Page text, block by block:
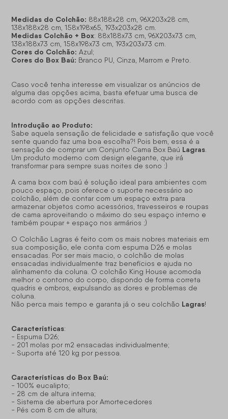
Medidas do Colchão: 88x188x28 cm, 96X203x28 cm,
138x188x28 cm, 158x198x65, 193x203x28 cm.
Medidas Colchão + Box: 88x188x73 cm, 96X203x73 cm,
138x188x73 cm, 158x198x73 cm, 193x203x73 cm.
Cores do Colchão: Azul;
Cores do Box Baú: Branco PU, Cinza, Marrom e Preto.
Caso você tenha interesse em visualizar os anúncios de
alguma das opções acima, basta efetuar uma busca de
acordo com as opções descritas.
Introdução ao Produto:
Sabe aquela sensação de felicidade e satisfação que você
sente quando faz uma boa escolha?! Pois bem, essa é a
sensação de comprar um Conjunto Cama Box Baú Lagras.
Um produto moderno com design elegante, que irá
transformar para sempre suas noites de sono :)
A cama box com baú é solução ideal para ambientes com
pouco espaço, pois oferece o suporte necessário ao
colchão, além de contar com um espaço extra para
armazenar objetos como acessórios, travesseiros e roupas
de cama aproveitando o máximo do seu espaço interno e
também poupar + espaço nos armários ;)
O Colchão Lagras é feito com os mais nobres materiais em
sua composição, ele conta com espuma D26 e molas
ensacadas. Por ser mais macio, o colchão de molas
ensacadas individualmente traz benefícios e ajuda no
alinhamento da coluna. O colchão King House acomoda
melhor o contorno do corpo, dispondo de forma correta
quadris e ombros, expulsando as dores e problemas de
coluna.
Não perca mais tempo e garanta já o seu colchão Lagras!
Características:
- Espuma D26;
- 201 molas por m2 ensacadas individualmente;
- Suporta até 120 kg por pessoa.
Características do Box Baú:
- 100% eucalipto;
- 28 cm de altura interna;
- Sistema de abertura por Amortecedores
- Pés com 8 cm de altura;